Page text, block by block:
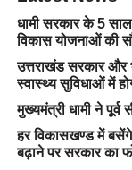
धामी सरकार के 5
विकास योजनाओं की
उत्तराखंड सरकार और
स्वास्थ्य सुविधाओं में
मुख्यमंत्री धामी ने पूर्व
हर विकासखण्ड में बसेंगे
बढ़ाने पर सरकार का